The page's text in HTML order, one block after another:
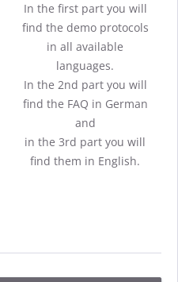
In the first part you will
find the demo protocols
in all available
languages.
In the 2nd part you will
find the FAQ in German
and
in the 3rd part you will
find them in English.